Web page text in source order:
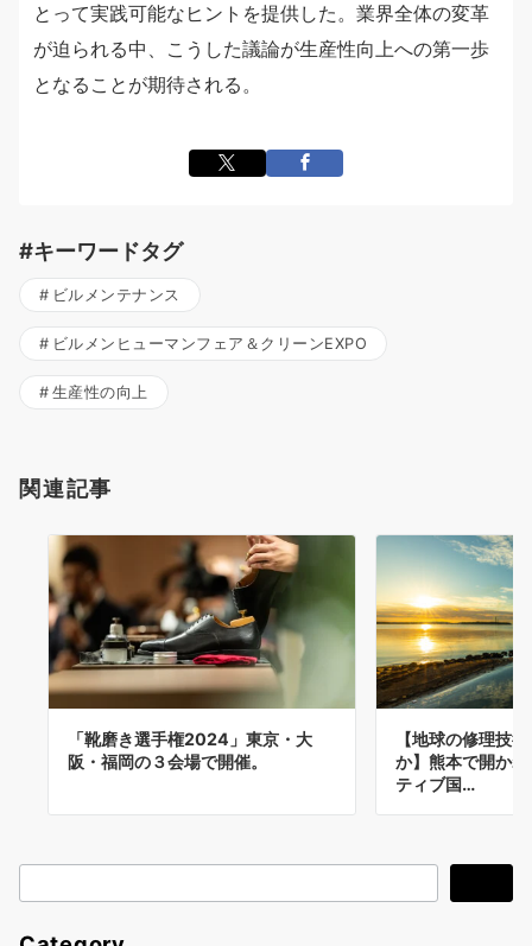
とって実践可能なヒントを提供した。業界全体の変革
が迫られる中、こうした議論が生産性向上への第一歩
となることが期待される。
#キーワードタグ
ビルメンテナンス
ビルメンヒューマンフェア＆クリーンEXPO
生産性の向上
関連記事
「靴磨き選⼿権2024」東京・大
阪・福岡の３会場で開催。
【地球の修理技
か】熊本で開か
ティブ国…
索